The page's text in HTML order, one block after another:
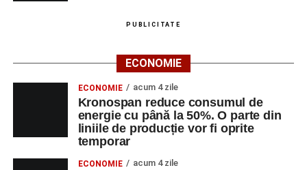
PUBLICITATE
ECONOMIE
ECONOMIE acum 4 zile
Kronospan reduce consumul de
energie cu până la 50%. O parte din
liniile de producție vor fi oprite
temporar
ECONOMIE acum 4 zile